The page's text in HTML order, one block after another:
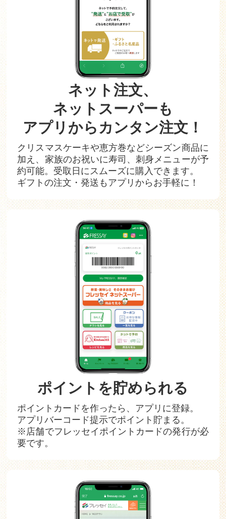
ネット注文、
ネットスーパーも
アプリからカンタン注文！
クリスマスケーキや恵方巻などシーズン商品に
加え、家族のお祝いに寿司、刺身メニューが予
約可能。 受取日にスムーズに購入できます。
ギフトの注文・発送もアプリからお手軽に！
ポイントを貯められる
ポイントカードを作ったら、アプリに登録。
アプリバーコード提示でポイント貯まる。
※店舗でフレッセイポイントカードの発行が必
要です。